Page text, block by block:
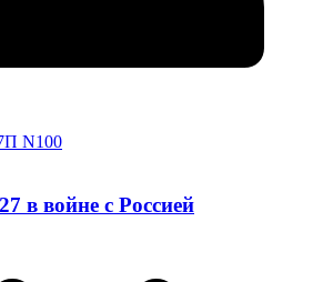
в войне с Россией